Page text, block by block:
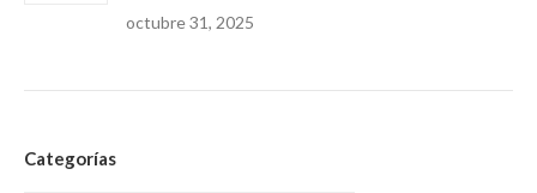
octubre 31, 2025
Categorías